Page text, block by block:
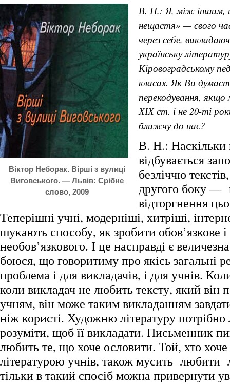
Віктор Неборак. Вірші з вулиці
Виговського. — Львів: Срібне
слово, 2009
В. П.: Я, між іншим,
нещастя» — свого
через себе,
українську
Кіровоградському
класах. Як Ви
перекодування,
ХІХ ст. і не 20-ті
ближчу до нас?
В. Н.: Наскільки
відбувається
безліччю
другого боку —
відторгнення
Теперішні учні, модерніші, хитріші,
шукають способу, як зробити обов’язкове
необов’язкового. І це насправді є
боюся, що говоритиму про якісь загальні
проблема і для викладачів, і для учнів.
коли викладач не любить тексту, який він
учням, він може таким викладанням
ніж користі. Художню літературу
розуміти, щоб її викладати. Письменник
любить те, що хоче ословити. Той, хто хоче
літературою учнів, також мусить любити
тільки в такий спосіб можна привернути